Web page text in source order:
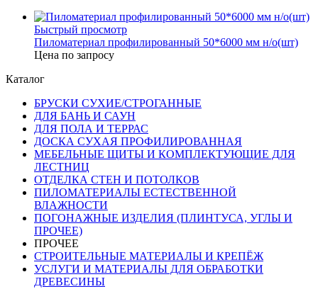
Быстрый просмотр
Пиломатериал профилированный 50*6000 мм н/о(шт)
Цена по запросу
Каталог
БРУСКИ СУХИЕ/СТРОГАННЫЕ
ДЛЯ БАНЬ И САУН
ДЛЯ ПОЛА И ТЕРРАС
ДОСКА СУХАЯ ПРОФИЛИРОВАННАЯ
МЕБЕЛЬНЫЕ ЩИТЫ И КОМПЛЕКТУЮЩИЕ ДЛЯ
ЛЕСТНИЦ
ОТДЕЛКА СТЕН И ПОТОЛКОВ
ПИЛОМАТЕРИАЛЫ ЕСТЕСТВЕННОЙ
ВЛАЖНОСТИ
ПОГОНАЖНЫЕ ИЗДЕЛИЯ (ПЛИНТУСА, УГЛЫ И
ПРОЧЕЕ)
ПРОЧЕЕ
СТРОИТЕЛЬНЫЕ МАТЕРИАЛЫ И КРЕПЁЖ
УСЛУГИ И МАТЕРИАЛЫ ДЛЯ ОБРАБОТКИ
ДРЕВЕСИНЫ